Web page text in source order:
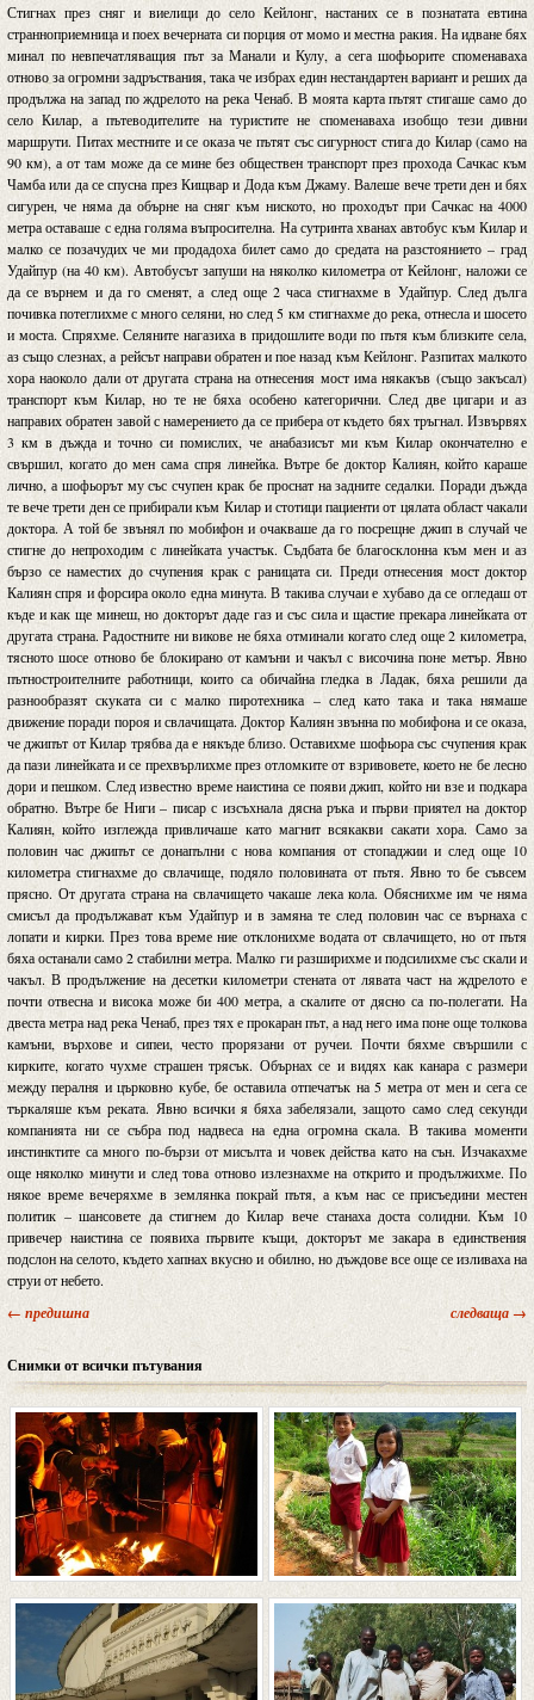
Стигнах през сняг и виелици до село Кейлонг, настаних се в познатата евтина
странноприемница и поех вечерната си порция от момо и местна ракия. На идване бях
минал по невпечатляващия път за Манали и Кулу, а сега шофьорите споменаваха
отново за огромни задръствания, така че избрах един нестандартен вариант и реших да
продължа на запад по ждрелото на река Ченаб. В моята карта пътят стигаше само до
село Килар, а пътеводителите на туристите не споменаваха изобщо тези дивни
маршрути. Питах местните и се оказа че пътят със сигурност стига до Килар (само на
90 км), а от там може да се мине без обществен транспорт през прохода Сачкас към
Чамба или да се спусна през Кищвар и Дода към Джаму. Валеше вече трети ден и бях
сигурен, че няма да обърне на сняг към ниското, но проходът при Сачкас на 4000
метра оставаше с една голяма въпросителна. На сутринта хванах автобус към Килар и
малко се позачудих че ми продадоха билет само до средата на разстоянието – град
Удайпур (на 40 км). Автобусът запуши на няколко километра от Кейлонг, наложи се
да се върнем и да го сменят, а след още 2 часа стигнахме в Удайпур. След дълга
почивка потеглихме с много селяни, но след 5 км стигнахме до река, отнесла и шосето
и моста. Спряхме. Селяните нагазиха в придошлите води по пътя към близките села,
аз също слезнах, а рейсът направи обратен и пое назад към Кейлонг. Разпитах малкото
хора наоколо дали от другата страна на отнесения мост има някакъв (също закъсал)
транспорт към Килар, но те не бяха особено категорични. След две цигари и аз
направих обратен завой с намерението да се прибера от където бях тръгнал. Извървях
3 км в дъжда и точно си помислих, че анабазисът ми към Килар окончателно е
свършил, когато до мен сама спря линейка. Вътре бе доктор Калиян, който караше
лично, а шофьорът му със счупен крак бе проснат на задните седалки. Поради дъжда
те вече трети ден се прибирали към Килар и стотици пациенти от цялата област чакали
доктора. А той бе звънял по мобифон и очакваше да го посрещне джип в случай че
стигне до непроходим с линейката участък. Съдбата бе благосклонна към мен и аз
бързо се наместих до счупения крак с раницата си. Преди отнесения мост доктор
Калиян спря и форсира около една минута. В такива случаи е хубаво да се огледаш от
къде и как ще минеш, но докторът даде газ и със сила и щастие прекара линейката от
другата страна. Радостните ни викове не бяха отминали когато след още 2 километра,
тясното шосе отново бе блокирано от камъни и чакъл с височина поне метър. Явно
пътностроителните работници, които са обичайна гледка в Ладак, бяха решили да
разнообразят скуката си с малко пиротехника – след като така и така нямаше
движение поради пороя и свлачищата. Доктор Калиян звънна по мобифона и се оказа,
че джипът от Килар трябва да е някъде близо. Оставихме шофьора със счупения крак
да пази линейката и се прехвърлихме през отломките от взривовете, което не бе лесно
дори и пешком. След известно време наистина се появи джип, който ни взе и подкара
обратно. Вътре бе Ниги – писар с изсъхнала дясна ръка и първи приятел на доктор
Калиян, който изглежда привличаше като магнит всякакви сакати хора. Само за
половин час джипът се донапълни с нова компания от стопаджии и след още 10
километра стигнахме до свлачище, подяло половината от пътя. Явно то бе съвсем
прясно. От другата страна на свлачището чакаше лека кола. Обяснихме им че няма
смисъл да продължават към Удайпур и в замяна те след половин час се върнаха с
лопати и кирки. През това време ние отклонихме водата от свлачището, но от пътя
бяха останали само 2 стабилни метра. Малко ги разширихме и подсилихме със скали и
чакъл. В продължение на десетки километри стената от лявата част на ждрелото е
почти отвесна и висока може би 400 метра, а скалите от дясно са по-полегати. На
двеста метра над река Ченаб, през тях е прокаран път, а над него има поне още толкова
камъни, върхове и сипеи, често прорязани от ручеи. Почти бяхме свършили с
кирките, когато чухме страшен трясък. Обърнах се и видях как канара с размери
между пералня и църковно кубе, бе оставила отпечатък на 5 метра от мен и сега се
търкаляше към реката. Явно всички я бяха забелязали, защото само след секунди
компанията ни се събра под надвеса на една огромна скала. В такива моменти
инстинктите са много по-бързи от мисълта и човек действа като на сън. Изчакахме
още няколко минути и след това отново излезнахме на открито и продължихме. По
някое време вечеряхме в землянка покрай пътя, а към нас се присъедини местен
политик – шансовете да стигнем до Килар вече станаха доста солидни. Към 10
привечер наистина се появиха първите къщи, докторът ме закара в единствения
подслон на селото, където хапнах вкусно и обилно, но дъждове все още се изливаха на
струи от небето.
← предишна следваща →
Снимки от всички пътувания